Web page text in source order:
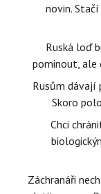
novin.
Ruská loď
pominout, ale
Rusům dávají
Skoro
Chci
Záchranáři